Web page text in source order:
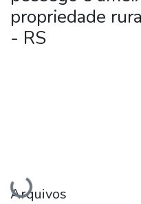
propriedade
- RS
Carregando...
Arquivos